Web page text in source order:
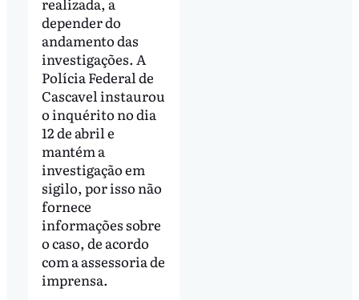
depender do
andamento das
investigações. A
Polícia Federal de
Cascavel instaurou
o inquérito no dia
12 de abril e
mantém a
investigação em
sigilo, por isso não
fornece
informações sobre
o caso, de acordo
com a assessoria de
imprensa.